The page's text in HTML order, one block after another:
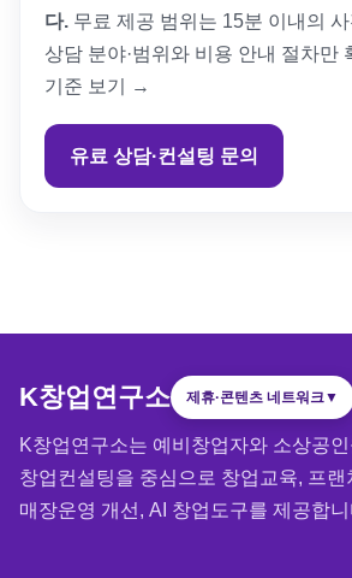
다. 무료 제공 범위는 15분 이내의
상담 분야·범위와 비용 안내 절차만
기준 보기 →
유료 상담·컨설팅 문의
K창업연구소 제휴·콘텐츠 네트워크 ▼
K창업연구소는 예비창업자와 소상공
창업컨설팅을 중심으로 창업교육, 프
매장운영 개선, AI 창업도구를 제공합니